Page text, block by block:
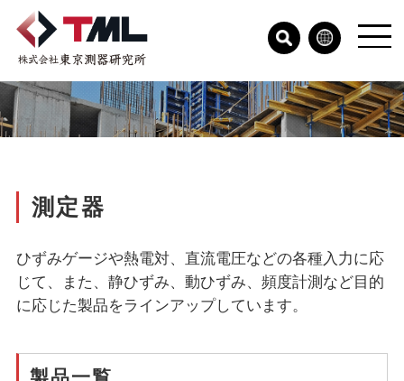
測定器
ひずみゲージや熱電対、直流電圧などの各種入力に応
じて、また、静ひずみ、動ひずみ、頻度計測など目的
に応じた製品をラインアップしています。
製品一覧